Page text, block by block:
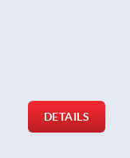
DETAILS